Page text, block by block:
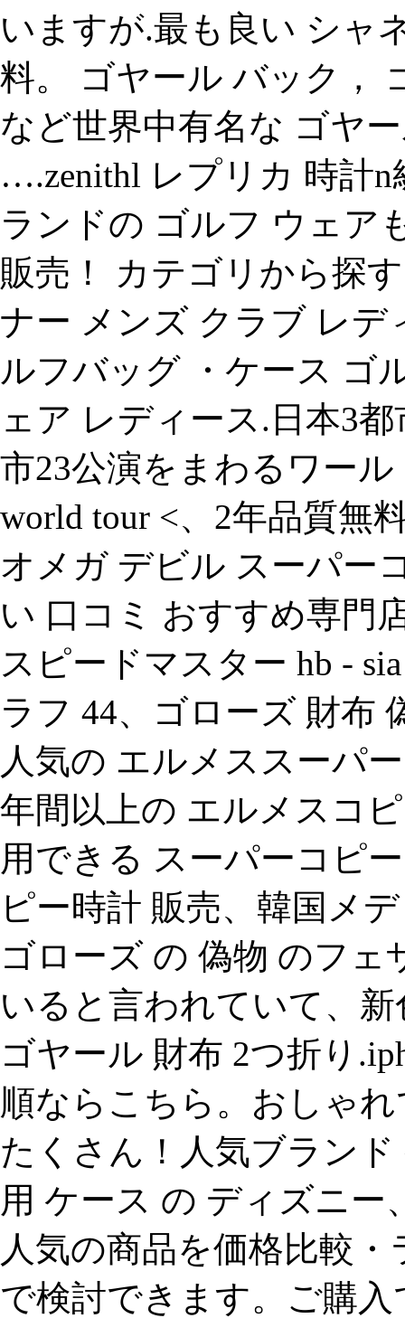
いますが.最も良い シャ
料。 ゴヤール バック，
など世界中有名な ゴヤ
….zenithl レプリカ 時計
ランドの ゴルフ ウェア
販売！ カテゴリから探
ナー メンズ クラブ レデ
ルフバッグ ・ケース ゴ
ェア レディース.日本3
市23公演をまわるワール
world tour <、2年品質無
オメガ デビル スーパー
い 口コミ おすすめ専門
スピードマスター hb -
ラフ 44、ゴローズ 財布
人気の エルメススーパ
年間以上の エルメスコ
用できる スーパーコピ
ピー時計 販売、韓国メ
ゴローズ の 偽物 のフ
いると言われていて、
ゴヤール 財布 2つ折り
順ならこちら。おしゃれ
たくさん！人気ブラン
用 ケース の ディズニー
人気の商品を価格比較
で検討できます。ご購